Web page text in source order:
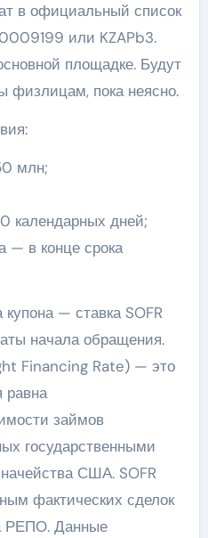
в официальный список
или KZAPb3.
площадке. Будут
физлицам, пока неясно.
млн;
календарных дней;
— в конце срока
— ставка SOFR
начала обращения.
Financing Rate) — это
равна
займов
государственными
США. SOFR
фактических сделок
РЕПО. Данные